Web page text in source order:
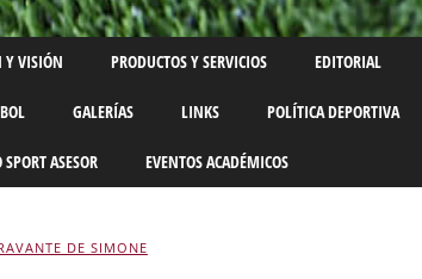
VISIÓN PRODUCTOS Y SERVICIOS EDITORIAL
GALERÍAS LINKS POLÍTICA DEPORTIVA
ASESOR EVENTOS ACADÉMICOS
DE SIMONE